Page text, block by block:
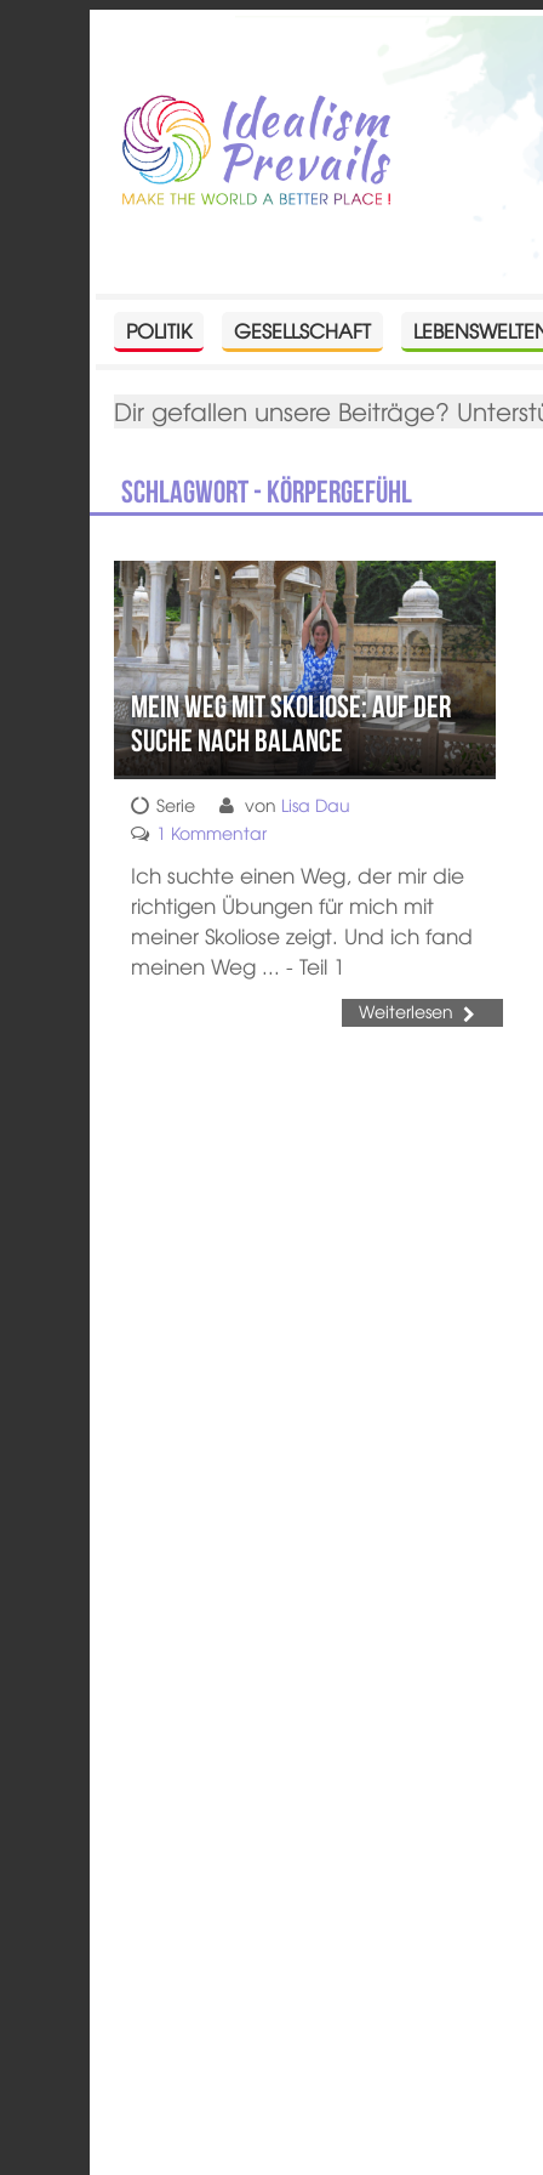
POLITIK GESELLSCHAFT
Dir gefallen unsere Beiträge?
Schlagwort - Körpergefühl
Mein Weg mit Skoliose: Auf der
Suche nach Balance
Serie von Lisa Dau
1 Kommentar
Ich suchte einen Weg, der mir die
richtigen Übungen für mich mit
meiner Skoliose zeigt. Und ich fand
meinen Weg ... - Teil 1
Weiterlesen